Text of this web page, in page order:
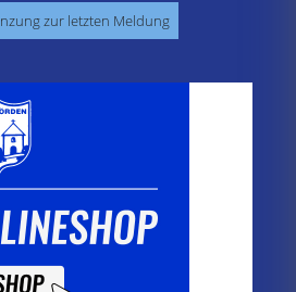
zur letzten Meldung